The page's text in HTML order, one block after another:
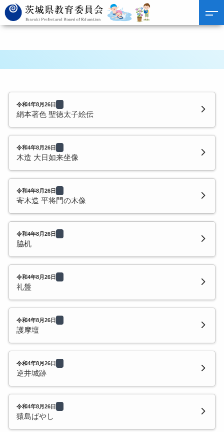
令和4年8月26日
絹本著色 聖徳太子絵伝
令和4年8月26日
木造 大日如来坐像
令和4年8月26日
寄木造 平将門の木像
令和4年8月26日
脇机
令和4年8月26日
礼盤
令和4年8月26日
護摩壇
令和4年8月26日
逆井城跡
令和4年8月26日
猿島ばやし